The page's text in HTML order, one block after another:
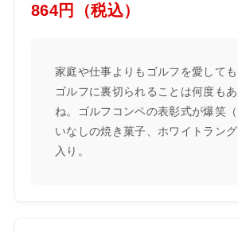
864円（税込）
家庭や仕事よりもゴルフを愛して
ゴルフに裏切られることは何度も
ね。ゴルフコンペの表彰式が爆笑
いなしの焼き菓子、ホワイトラン
入り。